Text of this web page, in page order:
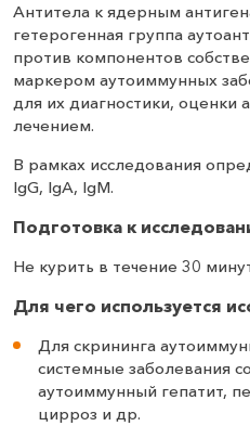
Антитела к ядерным
гетерогенная группа
против компонентов
маркером аутоиммунных
для их диагностики, оценки
лечением.
В рамках исследования
IgG, IgA, IgM.
Подготовка к
Не курить в течение 30
Для чего используется
Для скрининга
системные заболевания
аутоиммунный гепатит,
цирроз и др.